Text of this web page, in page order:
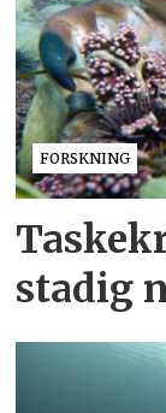
FORSKNING
stadig